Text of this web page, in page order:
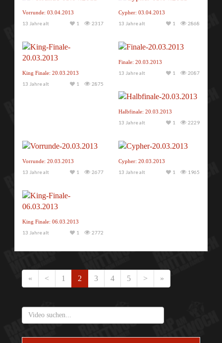
Vorrunde: 03.04.2013
13 Jahre alt
2317
1
Cypher: 03.04.2013
13 Jahre alt
2868
1
King Finale: 20.03.2013
13 Jahre alt
2875
1
Finale: 20.03.2013
13 Jahre alt
2087
1
Halbfinale: 20.03.2013
13 Jahre alt
2229
1
Vorrunde: 20.03.2013
13 Jahre alt
2677
1
Cypher: 20.03.2013
13 Jahre alt
1965
1
King Finale: 06.03.2013
13 Jahre alt
2772
1
« < 1 2 3 4 5 > »